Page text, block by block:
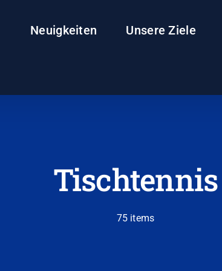
Neuigkeiten Unsere Ziele
Tischtennis
75 items